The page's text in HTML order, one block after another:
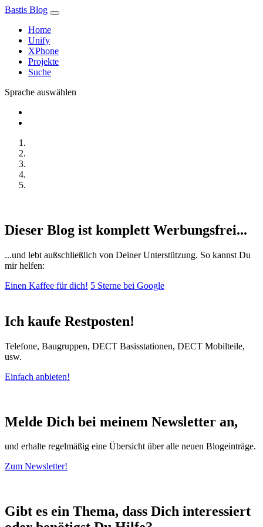
Bastis Blog
Home
Unify
XPhone
Projekte
Suche
Sprache auswählen
Dieser Blog ist komplett Werbungsfrei...
...und lebt außschließlich von Deiner Unterstützung. So kannst Du
mir helfen:
Einen Kaffee für dich! 5 Sterne bei Google
Ich kaufe Restposten!
Telefone, Baugruppen, DECT Basisstationen, DECT Mobilteile,
usw.
Einfach anbieten!
Melde Dich bei meinem Newsletter an,
und erhalte regelmäßig eine Übersicht über alle neuen Blogeinträge.
Zum Newsletter!
Gibt es ein Thema, dass Dich interessiert